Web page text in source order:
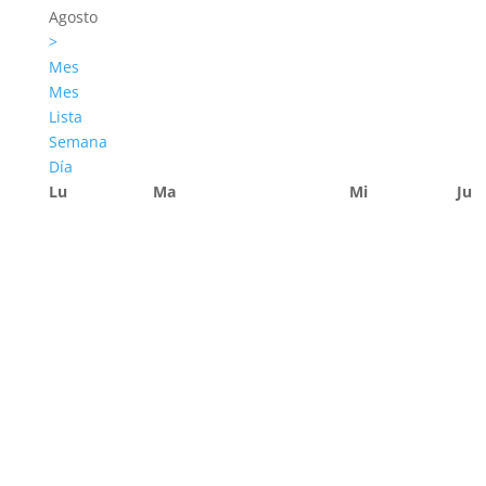
Agosto
>
Mes
Mes
Lista
Semana
Día
Lu
Ma Mi Ju